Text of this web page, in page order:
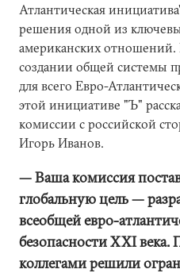
Атлантическая
решения одной из
американских отношений.
создании общей системы
для всего Евро-
этой инициативе "Ъ"
комиссии с российской
Игорь Иванов.
— Ваша комиссия
глобальную цель —
всеобщей евро-
безопасности XXI века.
коллегами решили